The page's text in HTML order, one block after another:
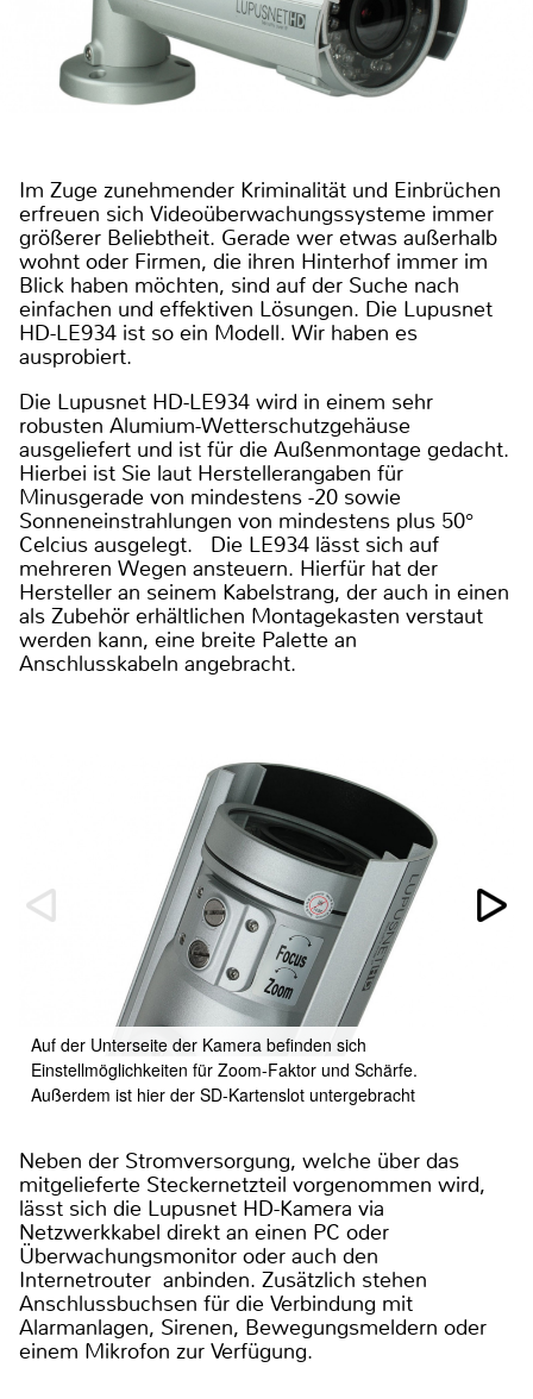
Im Zuge zunehmender Kriminalität und Einbrüchen
erfreuen sich Videoüberwachungssysteme immer
größerer Beliebtheit. Gerade wer etwas außerhalb
wohnt oder Firmen, die ihren Hinterhof immer im
Blick haben möchten, sind auf der Suche nach
einfachen und effektiven Lösungen. Die Lupusnet
HD-LE934 ist so ein Modell. Wir haben es
ausprobiert.
Die Lupusnet HD-LE934 wird in einem sehr
robusten Alumium-Wetterschutzgehäuse
ausgeliefert und ist für die Außenmontage gedacht.
Hierbei ist Sie laut Herstellerangaben für
Minusgerade von mindestens -20 sowie
Sonneneinstrahlungen von mindestens plus 50°
Celcius ausgelegt. Die LE934 lässt sich auf
mehreren Wegen ansteuern. Hierfür hat der
Hersteller an seinem Kabelstrang, der auch in einen
als Zubehör erhältlichen Montagekasten verstaut
werden kann, eine breite Palette an
Anschlusskabeln angebracht.
Auf der Unterseite der Kamera befinden sich
Einstellmöglichkeiten für Zoom-Faktor und Schärfe.
Außerdem ist hier der SD-Kartenslot untergebracht
Neben der Stromversorgung, welche über das
mitgelieferte Steckernetzteil vorgenommen wird,
lässt sich die Lupusnet HD-Kamera via
Netzwerkkabel direkt an einen PC oder
Überwachungsmonitor oder auch den
Internetrouter anbinden. Zusätzlich stehen
Anschlussbuchsen für die Verbindung mit
Alarmanlagen, Sirenen, Bewegungsmeldern oder
einem Mikrofon zur Verfügung.